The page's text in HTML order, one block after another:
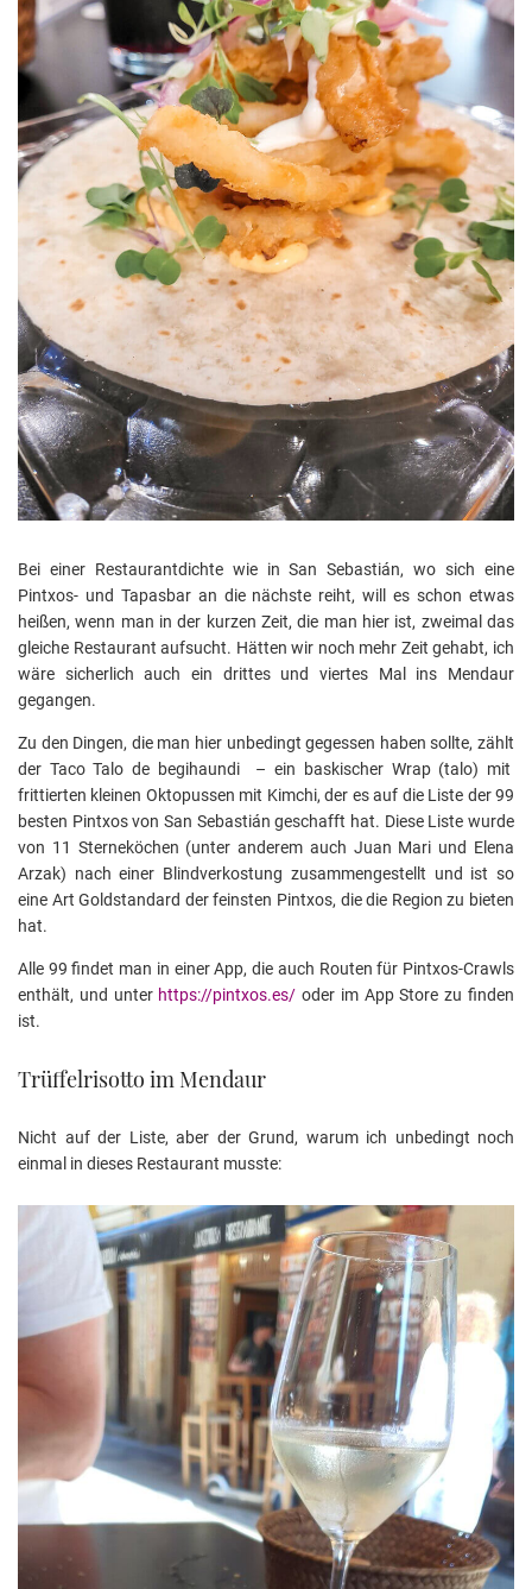
Bei einer Restaurantdichte wie in San Sebastián, wo sich eine
Pintxos- und Tapasbar an die nächste reiht, will es schon etwas
heißen, wenn man in der kurzen Zeit, die man hier ist, zweimal das
gleiche Restaurant aufsucht. Hätten wir noch mehr Zeit gehabt, ich
wäre sicherlich auch ein drittes und viertes Mal ins Mendaur
gegangen.
Zu den Dingen, die man hier unbedingt gegessen haben sollte, zählt
der Taco Talo de begihaundi – ein baskischer Wrap (talo) mit
frittierten kleinen Oktopussen mit Kimchi, der es auf die Liste der 99
besten Pintxos von San Sebastián geschafft hat. Diese Liste wurde
von 11 Sterneköchen (unter anderem auch Juan Mari und Elena
Arzak) nach einer Blindverkostung zusammengestellt und ist so
eine Art Goldstandard der feinsten Pintxos, die die Region zu bieten
hat.
Alle 99 findet man in einer App, die auch Routen für Pintxos-Crawls
enthält, und unter https://pintxos.es/ oder im App Store zu finden
ist.
Trüffelrisotto im Mendaur
Nicht auf der Liste, aber der Grund, warum ich unbedingt noch
einmal in dieses Restaurant musste: